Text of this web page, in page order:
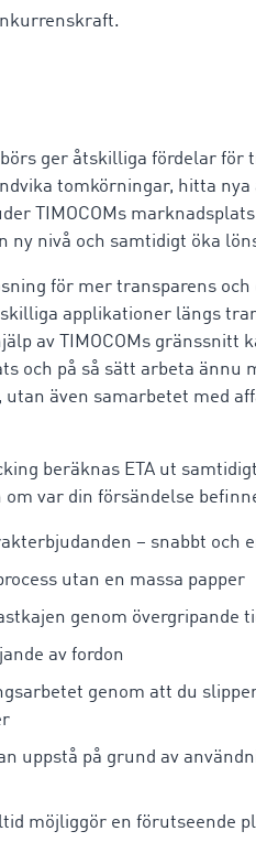
ger åtskilliga fördelar för
tomkörningar, hitta
TIMOCOMs
ny nivå och samtidigt öka
för mer transparens
applikationer längs
av TIMOCOMs gränssnitt
och på så sätt arbeta
utan även samarbetet med
beräknas ETA ut
var din försändelse
– snabbt och
utan en massa papper
genom övergripande
av fordon
genom att du
uppstå på grund av
möjliggör en förutseende